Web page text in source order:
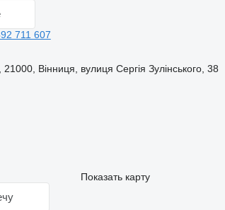
711 607
Вінниця, вулиця Сергія Зулінського, 38
Показать карту